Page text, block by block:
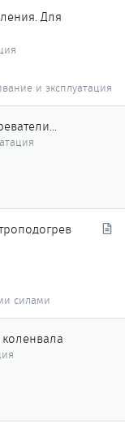
Для
и эксплуатация
силами